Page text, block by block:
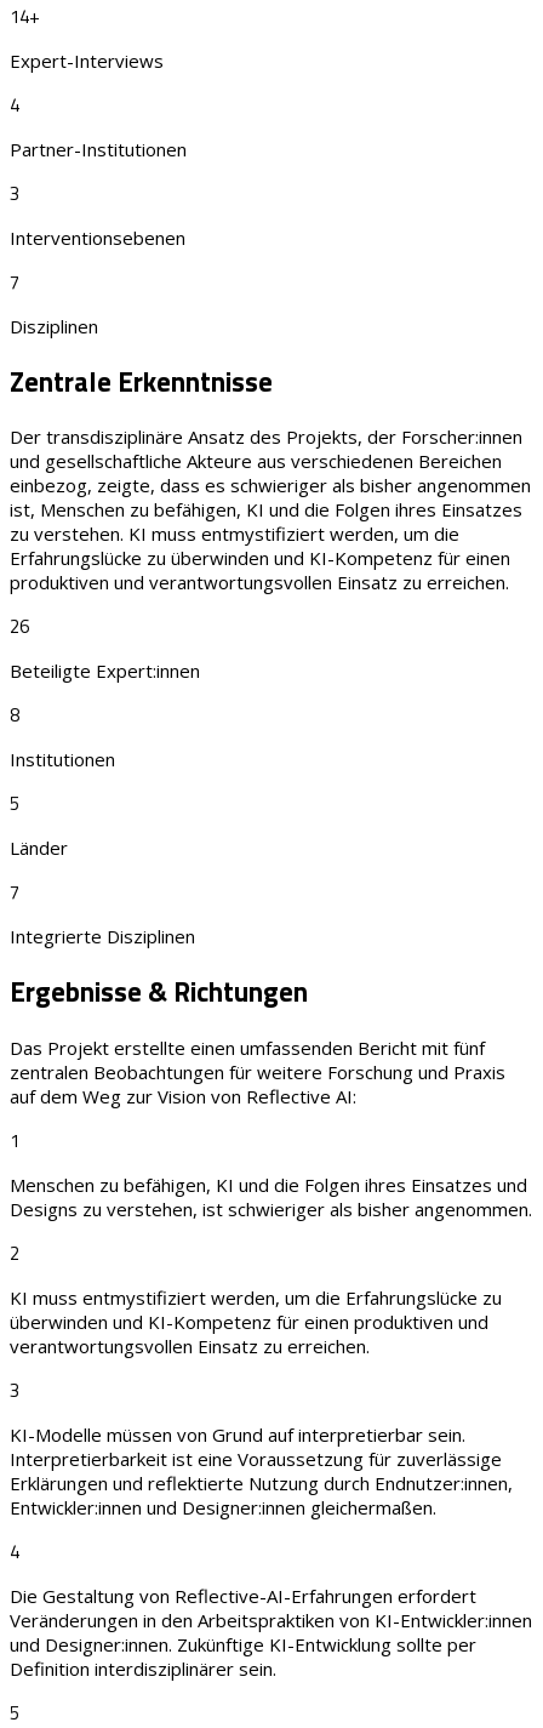
14+
Expert-Interviews
4
Partner-Institutionen
3
Interventionsebenen
7
Disziplinen
Zentrale Erkenntnisse
Der transdisziplinäre Ansatz des Projekts, der Forscher:innen
und gesellschaftliche Akteure aus verschiedenen Bereichen
einbezog, zeigte, dass es schwieriger als bisher angenommen
ist, Menschen zu befähigen, KI und die Folgen ihres Einsatzes
zu verstehen. KI muss entmystifiziert werden, um die
Erfahrungslücke zu überwinden und KI-Kompetenz für einen
produktiven und verantwortungsvollen Einsatz zu erreichen.
26
Beteiligte Expert:innen
8
Institutionen
5
Länder
7
Integrierte Disziplinen
Ergebnisse & Richtungen
Das Projekt erstellte einen umfassenden Bericht mit fünf
zentralen Beobachtungen für weitere Forschung und Praxis
auf dem Weg zur Vision von Reflective AI:
1
Menschen zu befähigen, KI und die Folgen ihres Einsatzes und
Designs zu verstehen, ist schwieriger als bisher angenommen.
2
KI muss entmystifiziert werden, um die Erfahrungslücke zu
überwinden und KI-Kompetenz für einen produktiven und
verantwortungsvollen Einsatz zu erreichen.
3
KI-Modelle müssen von Grund auf interpretierbar sein.
Interpretierbarkeit ist eine Voraussetzung für zuverlässige
Erklärungen und reflektierte Nutzung durch Endnutzer:innen,
Entwickler:innen und Designer:innen gleichermaßen.
4
Die Gestaltung von Reflective-AI-Erfahrungen erfordert
Veränderungen in den Arbeitspraktiken von KI-Entwickler:innen
und Designer:innen. Zukünftige KI-Entwicklung sollte per
Definition interdisziplinärer sein.
5